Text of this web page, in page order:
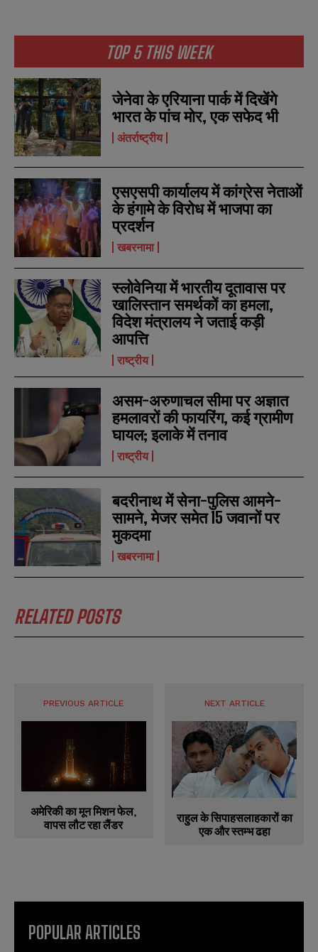
N
a
m
e
*
a
i
*
N
u
m
b
e
SUBMIT
N
a
m
e
*
a
i
*
N
u
m
b
e
SUBMIT
TOP 5 THIS WEEK
जेनेवा के एरियाना पार्क में दिखेंगे
भारत के पांच मोर, एक सफेद भी
अंतर्राष्ट्रीय
एसएसपी कार्यालय में कांग्रेस नेताओं
के हंगामे के विरोध में भाजपा का
प्रदर्शन
खबरनामा
स्लोवेनिया में भारतीय दूतावास पर
खालिस्तान समर्थकों का हमला,
विदेश मंत्रालय ने जताई कड़ी
आपत्ति
राष्ट्रीय
असम-अरुणाचल सीमा पर अज्ञात
हमलावरों की फायरिंग, कई ग्रामीण
घायल; इलाके में तनाव
राष्ट्रीय
बदरीनाथ में सेना-पुलिस आमने-
सामने, मेजर समेत 15 जवानों पर
मुकदमा
खबरनामा
RELATED POSTS
PREVIOUS ARTICLE
अमेरिकी का मून मिशन फेल,
वापस लौट रहा लैंडर
NEXT ARTICLE
राहुल के सिपाहसलाहकारों का
एक और स्तम्भ ढहा
POPULAR ARTICLES